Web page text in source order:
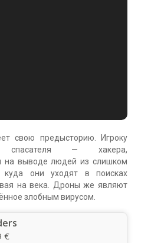
свою предысторию. Игроку
спасателя — хакера,
на выводе людей из слишком
куда они уходят в поисках
на века. Дроны же являют
злобным вирусом.
€